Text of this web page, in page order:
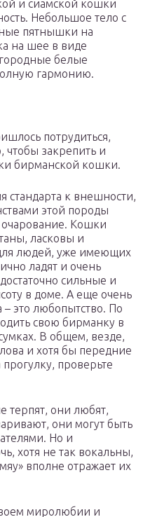
и сиамской кошки
Небольшое тело с
пятнышки на
на шее в виде
белые
гармонию.
потрудиться,
чтобы закрепить и
бирманской кошки.
стандарта к внешности,
этой породы
очарование. Кошки
ласковы и
людей, уже имеющих
ладят и очень
сильные и
в доме. А еще очень
– это любопытство. По
свою бирманку в
В общем, везде,
и хотя бы передние
проверьте
терпят, они любят,
они могут быть
Но и
хотя не так вокальны,
вполне отражает их
миролюбии и